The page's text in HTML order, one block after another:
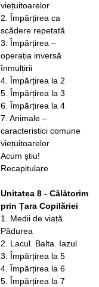
viețuitoarelor
2. Împărțirea ca
scădere repetată
3. Împărțirea –
operația inversă
înmulțirii
4. Împărțirea la 2
5. Împărțirea la 3
6. Împărțirea la 4
7. Animale –
caracteristici comune
viețuitoarelor
Acum știu!
Recapitulare
Unitatea 8 - Călătorim
prin Țara Copilăriei
1. Medii de viață.
Pădurea
2. Lacul. Balta. Iazul
3. Împărțirea la 5
4. Împărțirea la 6
5. Împărțirea la 7